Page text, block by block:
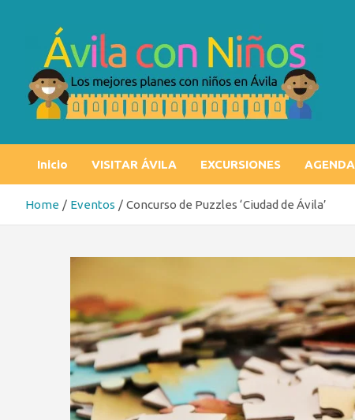
Inicio VISITAR ÁVILA EXCURSIONES AGENDA
Home Eventos Concurso de Puzzles ‘Ciudad de Ávila’